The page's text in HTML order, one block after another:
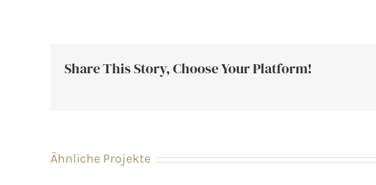
Share This Story, Choose Your Platform!
Ähnliche Projekte